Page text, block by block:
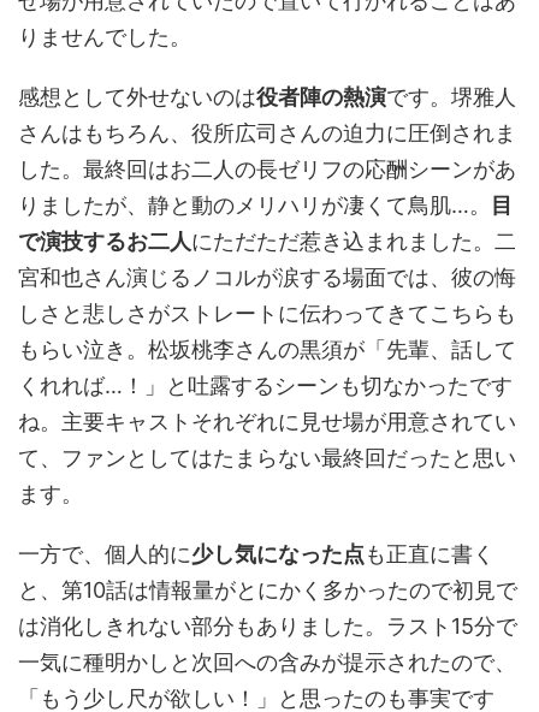
りませんでした。
感想として外せないのは役者陣の熱演です。堺雅人
さんはもちろん、役所広司さんの迫力に圧倒されま
した。最終回はお二人の長ゼリフの応酬シーンがあ
りましたが、静と動のメリハリが凄くて鳥肌…。 目
で演技するお二人にただただ惹き込まれました。二
宮和也さん演じるノコルが涙する場面では、彼の悔
しさと悲しさがストレートに伝わってきてこちらも
もらい泣き。松坂桃李さんの黒須が「先輩、話して
くれれば…！」と吐露するシーンも切なかったです
ね。主要キャストそれぞれに見せ場が用意されてい
て、ファンとしてはたまらない最終回だったと思い
ます。
一方で、個人的に少し気になった点も正直に書く
と、第10話は情報量がとにかく多かったので初見で
は消化しきれない部分もありました。ラスト15分で
一気に種明かしと次回への含みが提示されたので、
「もう少し尺が欲しい！」と思ったのも事実です